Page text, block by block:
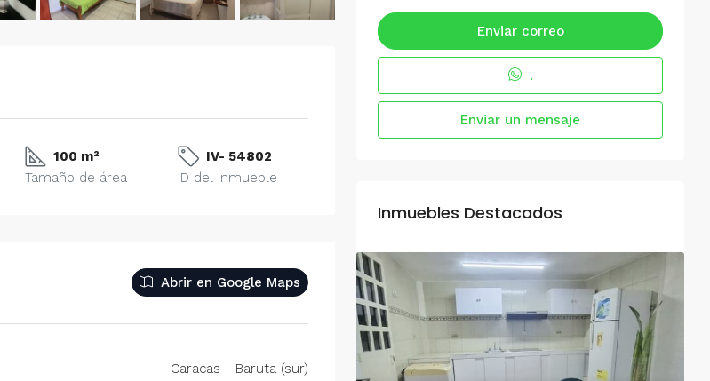
100 m²
Tamaño de área
IV- 54802
ID del Inmueble
Abrir en Google Maps
Caracas - Baruta (sur)
Enviar correo
.
Enviar un mensaje
Inmuebles Destacados